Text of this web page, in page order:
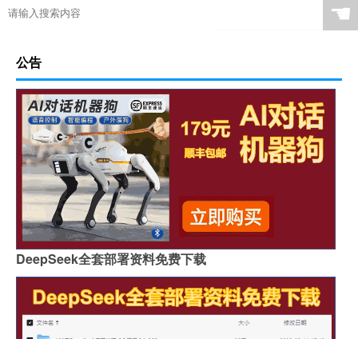
☚
公告
DeepSeek全套部署资料免费下载